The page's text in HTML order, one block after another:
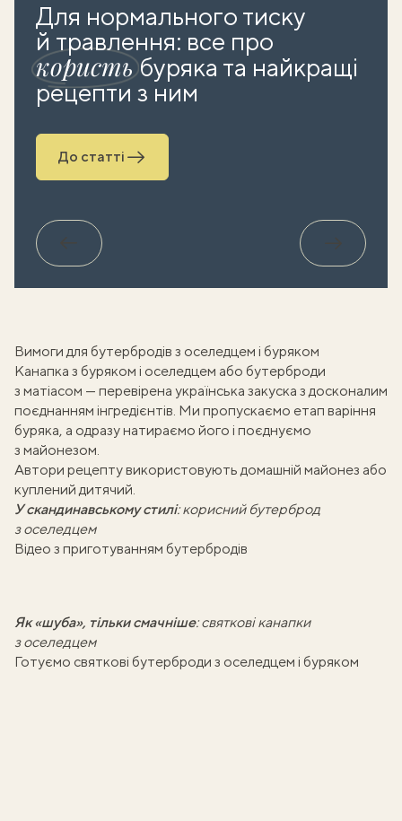
Для нормального тиску
й травлення: все про
користьбуряка та найкращі
рецепти з ним
До статті
Назад Вперед
Вимоги для бутербродів з оселедцем і буряком
Канапка з буряком і оселедцем або бутерброди
з матіасом — перевірена українська закуска з досконалим
поєднанням інгредієнтів. Ми пропускаємо етап варіння
буряка, а одразу натираємо його і поєднуємо
з майонезом.
Автори рецепту використовуютьдомашній майонез або
куплений дитячий.
У скандинавському стилі:корисний бутерброд
з оселедцем
Відео з приготуванням бутербродів
Як «шуба», тільки смачніше:святкові канапки
з оселедцем
Готуємо святкові бутерброди з оселедцем і буряком